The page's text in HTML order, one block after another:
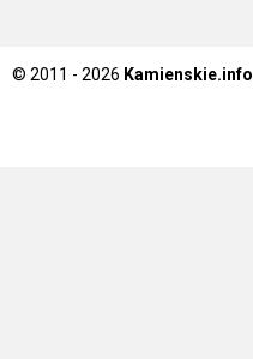
© 2011 - 2026 Kamienskie.info